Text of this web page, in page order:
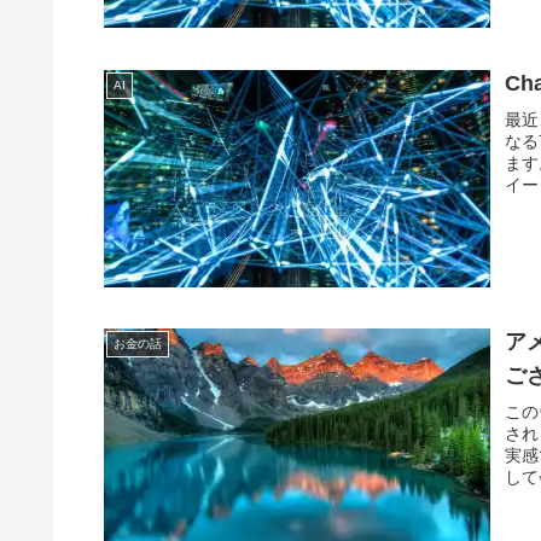
AI
最
な
ま
イ
お金の話
ア
ご
こ
さ
実
し